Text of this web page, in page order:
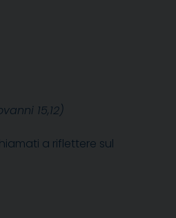
15,12)
a riflettere sul